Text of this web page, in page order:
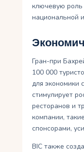
ключевую роль
национальной
Гран-при
100 000
для экономики
стимулирует
ресторанов и
компании,
спонсорами,
BIC также